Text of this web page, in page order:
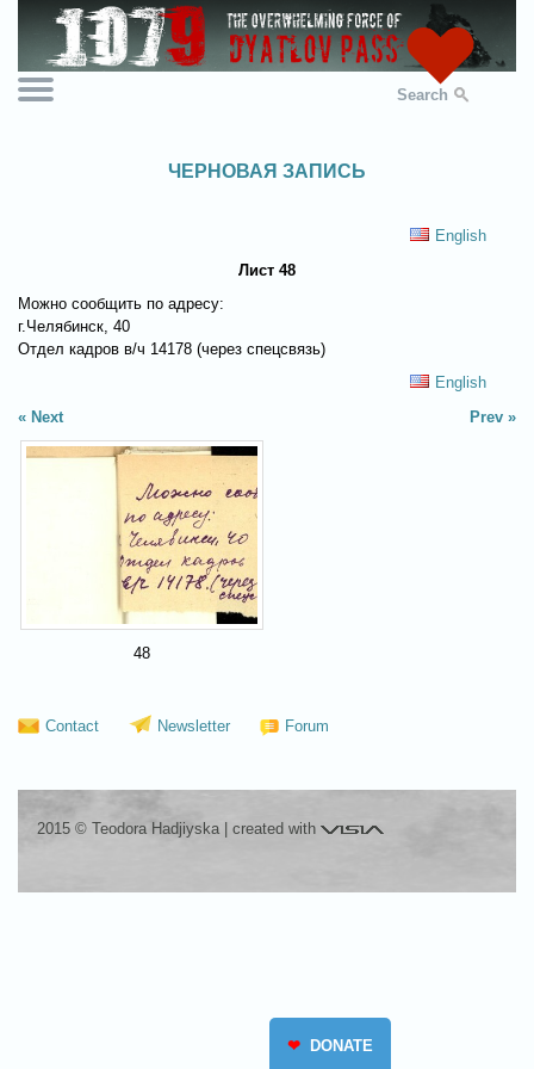
Search
ЧЕРНОВАЯ ЗАПИСЬ
English
Лист 48
Можно сообщить по адресу:
г.Челябинск, 40
Отдел кадров в/ч 14178 (через спецсвязь)
English
Next
Prev
48
Contact Newsletter Forum
2015 © Teodora Hadjiyska| created with Visia
❤ DONATE